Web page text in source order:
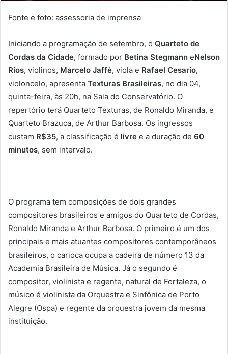
Fonte e foto: assessoria de imprensa
Iniciando a programação de setembro, o Quarteto de
Cordas da Cidade, formado por Betina Stegmann eNelson
Rios, violinos, Marcelo Jaffé, viola e Rafael Cesario,
violoncelo, apresenta Texturas Brasileiras, no dia 04,
quinta-feira, às 20h, na Sala do Conservatório. O
repertório terá Quarteto Texturas, de Ronaldo Miranda, e
Quarteto Brazuca, de Arthur Barbosa. Os ingressos
custam R$35, a classificação é livre e a duração de 60
minutos, sem intervalo.
O programa tem composições de dois grandes
compositores brasileiros e amigos do Quarteto de Cordas,
Ronaldo Miranda e Arthur Barbosa. O primeiro é um dos
principais e mais atuantes compositores contemporâneos
brasileiros, o carioca ocupa a cadeira de número 13 da
Academia Brasileira de Música. Já o segundo é
compositor, violinista e regente, natural de Fortaleza, o
músico é violinista da Orquestra e Sinfônica de Porto
Alegre (Ospa) e regente da orquestra jovem da mesma
instituição.